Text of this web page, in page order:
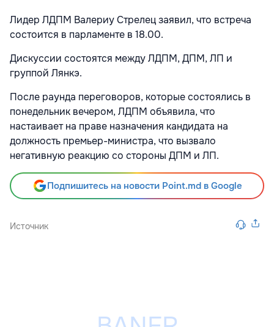
Лидер ЛДПМ Валериу Стрелец заявил, что встреча
состоится в парламенте в 18.00.
Дискуссии состоятся между ЛДПМ, ДПМ, ЛП и
группой Лянкэ.
После раунда переговоров, которые состоялись в
понедельник вечером, ЛДПМ объявила, что
настаивает на праве назначения кандидата на
должность премьер-министра, что вызвало
негативную реакцию со стороны ДПМ и ЛП.
Подпишитесь на новости Point.md в Google
Источник